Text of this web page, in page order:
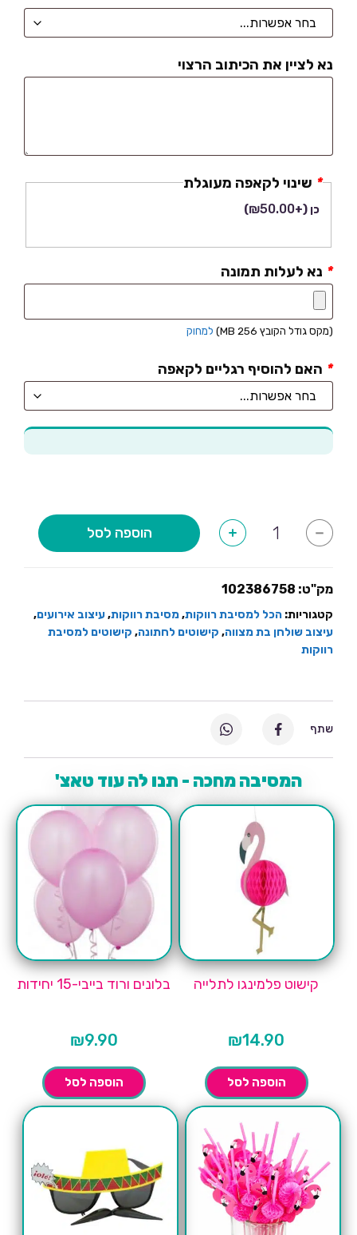
נא לציין את הכיתוב הרצוי
שינוי לקאפה מעוגלת *
כן (+
₪50.00
)
נא לעלות תמונה *
(מקס גודל הקובץ 256 MB) למחוק
האם להוסיף רגליים לקאפה *
-
של
+ הוספה לסל
מק"ט: 102386758
קטגוריות: הכל למסיבת רווקות,מסיבת רווקות,עיצוב אירועים,
עיצוב שולחן בת מצווה, קישוטים לחתונה, קישוטים למסיבת
רווקות
המסיבה מחכה - תנו לה עוד טאצ'
קישוט פלמינגו לתלייה
₪14.90
הוספה לסל
בלונים ורוד בייבי-15 יחידות
₪9.90
הוספה לסל
שתף